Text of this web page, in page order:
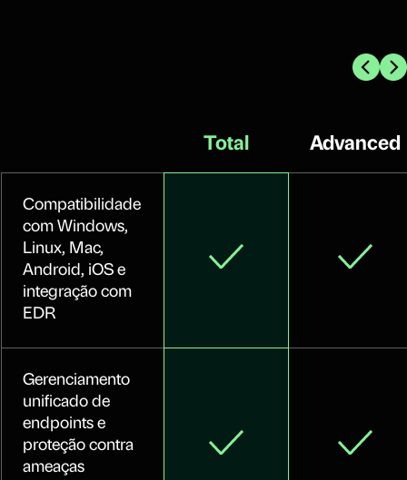
Total Advanced
Compatibilidade
com Windows,
Linux, Mac,
Android, iOS e
integração com
EDR
Gerenciamento
unificado de
endpoints e
proteção contra
ameaças